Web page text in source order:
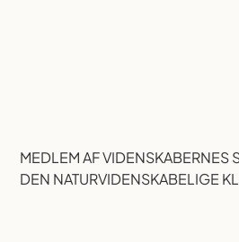
MEDLEM AF VIDENSKABERNES
DEN NATURVIDENSKABELIGE